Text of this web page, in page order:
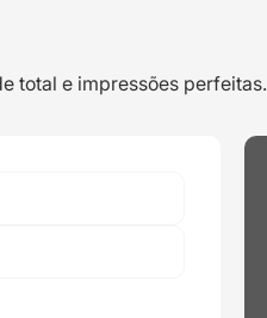
total e impressões perfeitas.